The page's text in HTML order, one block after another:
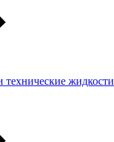
жидкости